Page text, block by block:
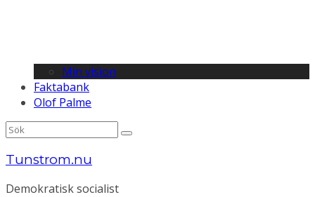
Min vision
Faktabank
Olof Palme
Tunstrom.nu
Demokratisk socialist